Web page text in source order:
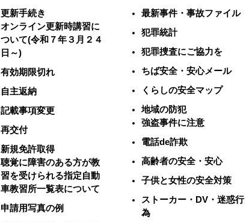
更新手続き
オンライン更新時講習に
ついて(令和７年３月２４
日～)
有効期限切れ
自主返納
記載事項変更
再交付
新規免許取得
聴覚に障害のある方が教
習を受けられる指定自動
車教習所一覧表について
申請用写真の例
最新事件・事故ファイル
犯罪統計
犯罪捜査にご協力を
ちば安全・安心メール
くらしの安全マップ
地域の防犯
強盗事件に注意
電話de詐欺
高齢者の安全・安心
子供と女性の安全対策
ストーカー・DV・迷惑行
為